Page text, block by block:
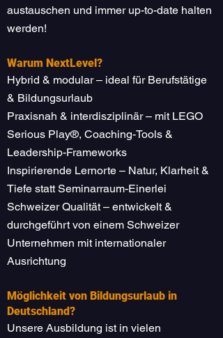
austauschen und immer up-to-date halten
werden!
Warum NextLevel?
Hybrid & modular – ideal für Berufstätige
& Bildungsurlaub
Praxisnah & interdisziplinär – mit LEGO
Serious Play®, Coaching-Tools &
Leadership-Frameworks
Inspirierende Lernorte – Natur, Klarheit &
Tiefe statt Seminarraum-Einerlei
Schweizer Qualität – entwickelt &
durchgeführt von einem Schweizer
Unternehmen mit internationaler
Ausrichtung
Möglichkeit von Bildungsurlaub in
Deutschland?
Unsere Ausbildung ist in vielen